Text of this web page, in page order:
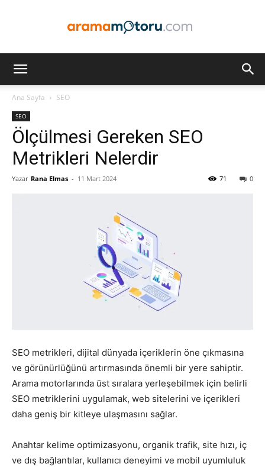
ve
Pazarlaması
SEO,
SEM,
Ana Sayfa SEO
SEO
Ölçülmesi Gereken SEO
Metrikleri Nelerdir
Yazar Rana Elmas - 11 Mart 2024 0
71
SEO metrikleri, dijital dünyada içeriklerin öne çıkmasına
ve görünürlüğünü artırmasında önemli bir yere sahiptir.
Arama motorlarında üst sıralara yerleşebilmek için belirli
SEO metriklerini uygulamak, web sitelerini ve içerikleri
daha geniş bir kitleye ulaşmasını sağlar.
Anahtar kelime optimizasyonu, organik trafik, site hızı, iç
ve dış bağlantılar, kullanıcı deneyimi ve mobil uyumluluk